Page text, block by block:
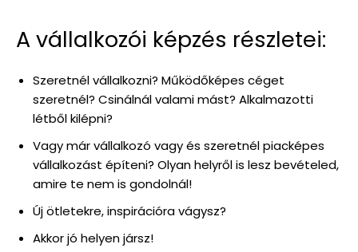
A vállalkozói képzés részletei:
Szeretnél vállalkozni? Működőképes céget
szeretnél? Csinálnál valami mást? Alkalmazotti
létből kilépni?
Vagy már vállalkozó vagy és szeretnél piacképes
vállalkozást építeni? Olyan helyről is lesz bevételed,
amire te nem is gondolnál!
Új ötletekre, inspirációra vágysz?
Akkor jó helyen jársz!